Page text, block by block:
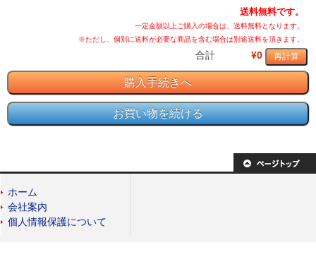
送料無料です。
一定金額以上ご購入の場合は、送料無料となります。
※ただし、個別に送料が必要な商品を含む場合は別途送料を頂きます。
合計 ¥0
ホーム
会社案内
個人情報保護について